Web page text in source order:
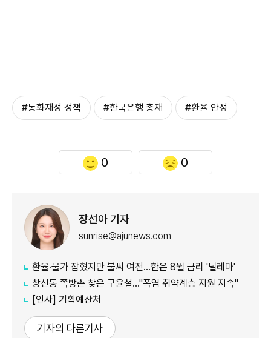
#통화재정 정책 #한국은행 총재 #환율 안정
0 0
장선아 기자
sunrise@ajunews.com
환율·물가 잡혔지만 불씨 여전...한은 8월 금리 '딜레마'
창신동 쪽방촌 찾은 구윤철…"폭염 취약계층 지원 지속"
[인사] 기획예산처
기자의 다른기사